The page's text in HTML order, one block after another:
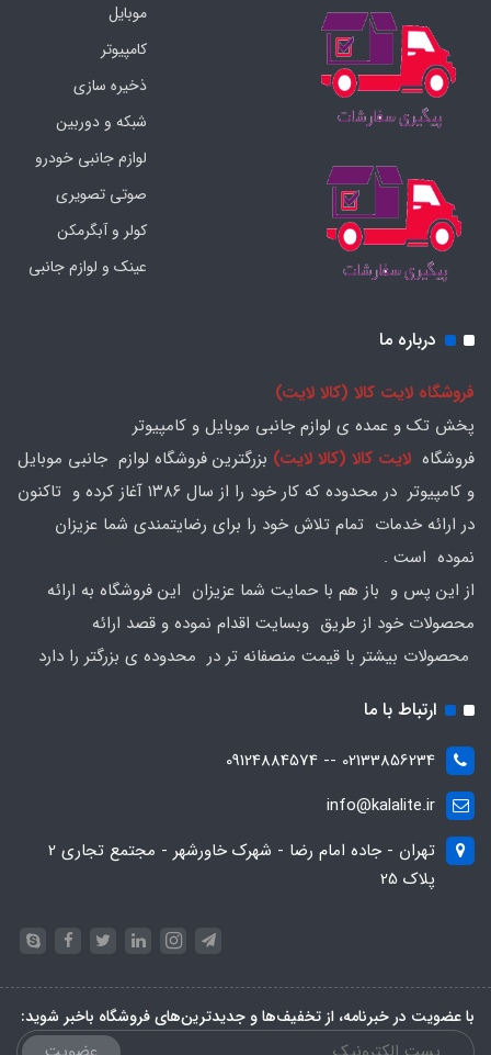
موبایل
کامپیوتر
ذخیره سازی
شبکه و دوربین
لوازم جانبی خودرو
صوتی تصویری
کولر و آبگرمکن
عینک و لوازم جانبی
درباره ما
فروشگاه لایت کالا (کالا لایت)
پخش تک و عمده ی لوازم جانبی موبایل و کامپیوتر
فروشگاه لایت کالا (کالا لایت) بزرگترین فروشگاه لوازم جانبی موبایل
و کامپیوتر در محدوده که کار خود را از سال ۱۳۸۶ آغاز کرده و تاکنون
در ارائه خدمات تمام تلاش خود را برای رضایتمندی شما عزیزان
نموده است .
از این پس و باز هم با حمایت شما عزیزان این فروشگاه به ارائه
محصولات خود از طریق وبسایت اقدام نموده و قصد ارائه
محصولات بیشتر با قیمت منصفانه تر در محدوده ی بزرگتر را دارد
ارتباط با ما
02133856234 -- 09124884574
info@kalalite.ir
تهران - جاده امام رضا - شهرک خاورشهر - مجتمع تجاری 2
پلاک 25
با عضویت در خبرنامه، از تخفیف‌ها و جدیدترین‌های فروشگاه باخبر شوید: